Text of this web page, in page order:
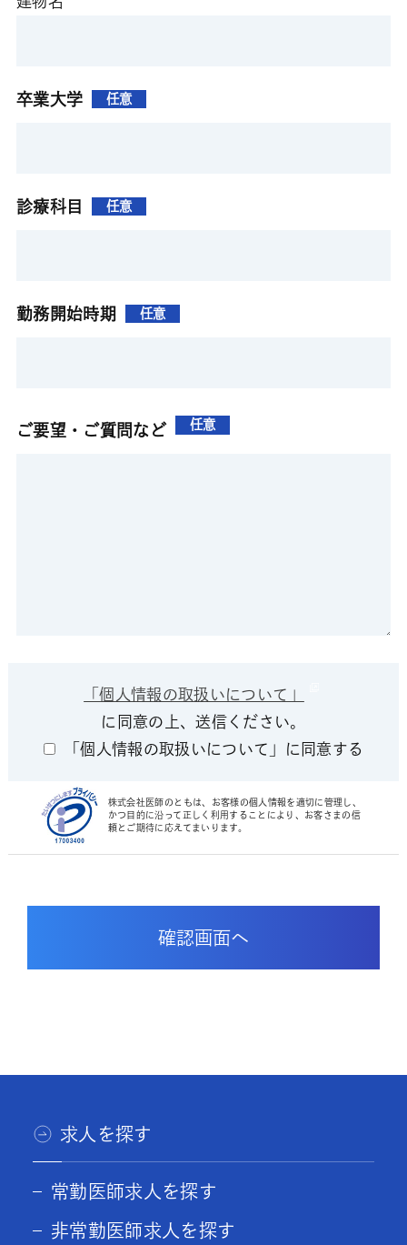
卒業大学 任意
診療科目 任意
勤務開始時期 任意
ご要望・ご質問など 任意
「個人情報の取扱いについて」
に同意の上、送信ください。
「個人情報の取扱いについて」に同意する
株式会社医師のともは、お客様の個人情報を適切に管理し、
かつ目的に沿って正しく利用することにより、お客さまの信
頼とご期待に応えてまいります。
求人を探す
常勤医師求人を探す
非常勤医師求人を探す